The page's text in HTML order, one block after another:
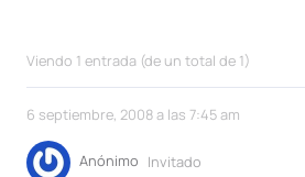
Viendo 1 entrada (de un total de 1)
6 septiembre, 2008 a las 7:45 am
Anónimo Invitado